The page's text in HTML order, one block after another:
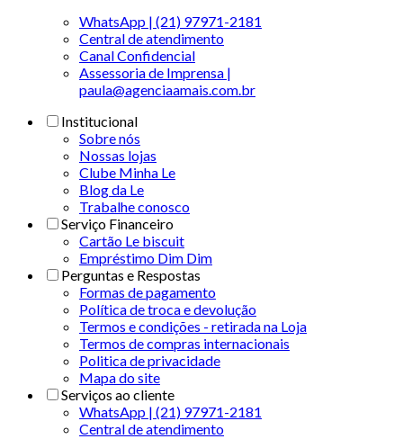
WhatsApp | (21) 97971-2181
Central de atendimento
Canal Confidencial
Assessoria de Imprensa |
paula@agenciaamais.com.br
Institucional
Sobre nós
Nossas lojas
Clube Minha Le
Blog da Le
Trabalhe conosco
Serviço Financeiro
Cartão Le biscuit
Empréstimo Dim Dim
Perguntas e Respostas
Formas de pagamento
Política de troca e devolução
Termos e condições - retirada na Loja
Termos de compras internacionais
Politica de privacidade
Mapa do site
Serviços ao cliente
WhatsApp | (21) 97971-2181
Central de atendimento